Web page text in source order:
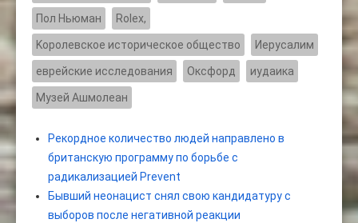
Пол Ньюман Rolex,
Kоролевское историческое общество Иерусалим
еврейские исследования Оксфорд иудаика
Музей Ашмолеан
Рекордное количество людей направлено в
британскую программу по борьбе с
радикализацией Prevent
Бывший неонацист снял свою кандидатуру с
выборов после негативной реакции